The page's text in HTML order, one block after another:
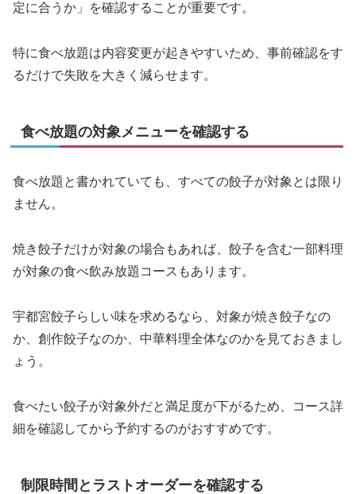
定に合うか」を確認することが重要です。
特に食べ放題は内容変更が起きやすいため、事前確認をす
るだけで失敗を大きく減らせます。
食べ放題の対象メニューを確認する
食べ放題と書かれていても、すべての餃子が対象とは限り
ません。
焼き餃子だけが対象の場合もあれば、餃子を含む一部料理
が対象の食べ飲み放題コースもあります。
宇都宮餃子らしい味を求めるなら、対象が焼き餃子なの
か、創作餃子なのか、中華料理全体なのかを見ておきまし
ょう。
食べたい餃子が対象外だと満足度が下がるため、コース詳
細を確認してから予約するのがおすすめです。
制限時間とラストオーダーを確認する